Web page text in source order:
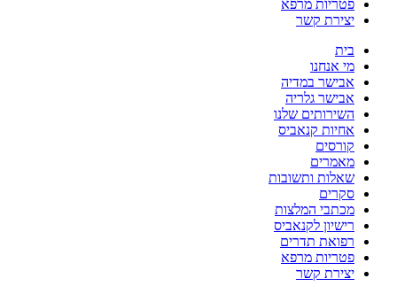
פטריות מרפא
יצירת קשר
בית
מי אנחנו
אבישר במדיה
אבישר גלריה
השירותים שלנו
אחיות קנאביס
קורסים
מאמרים
שאלות ותשובות
סקרים
מכתבי המלצות
רישיון לקנאביס
רפואת תדרים
פטריות מרפא
יצירת קשר